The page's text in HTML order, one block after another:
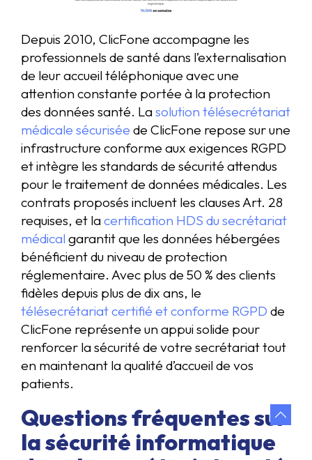
Depuis 2010, ClicFone accompagne les
professionnels de santé dans l’externalisation
de leur accueil téléphonique avec une
attention constante portée à la protection
des données santé. Lasolution télésecrétariat
médicale sécurisée de ClicFone repose sur une
infrastructure conforme aux exigences RGPD
et intègre les standards de sécurité attendus
pour le traitement de données médicales. Les
contrats proposés incluent les clauses Art. 28
requises, et lacertification HDS du secrétariat
médical garantit que les données hébergées
bénéficient du niveau de protection
réglementaire. Avec plus de 50 % des clients
fidèles depuis plus de dix ans, le
télésecrétariat certifié et conforme RGPD de
ClicFone représente un appui solide pour
renforcer la sécurité de votre secrétariat tout
en maintenant la qualité d’accueil de vos
patients.
Questions fréquentes sur
la sécurité informatique